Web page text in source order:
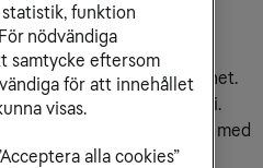
5 sekunder, då kommer
paira fjärrkontroll och enhet.
långsidan av Tv Hub Mini.
du paira fjärrkontrollen med
funktion
nödvändiga
samtycke eftersom
för att innehållet
visas.
alla cookies”